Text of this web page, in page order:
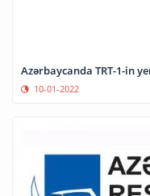
Azərbaycanda TRT-1-in
10-01-2022